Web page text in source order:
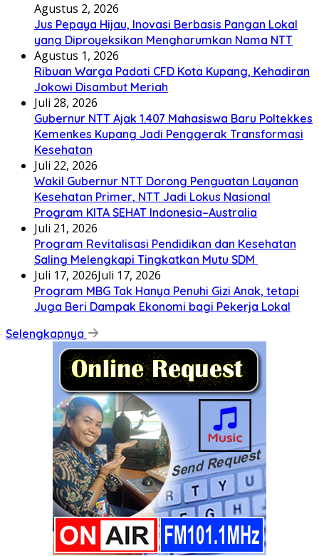
Agustus 2, 2026
Jus Pepaya Hijau, Inovasi Berbasis Pangan Lokal
yang Diproyeksikan Mengharumkan Nama NTT
Agustus 1, 2026
Ribuan Warga Padati CFD Kota Kupang, Kehadiran
Jokowi Disambut Meriah
Juli 28, 2026
Gubernur NTT Ajak 1.407 Mahasiswa Baru Poltekkes
Kemenkes Kupang Jadi Penggerak Transformasi
Kesehatan
Juli 22, 2026
Wakil Gubernur NTT Dorong Penguatan Layanan
Kesehatan Primer, NTT Jadi Lokus Nasional
Program KITA SEHAT Indonesia–Australia
Juli 21, 2026
Program Revitalisasi Pendidikan dan Kesehatan
Saling Melengkapi Tingkatkan Mutu SDM
Juli 17, 2026Juli 17, 2026
Program MBG Tak Hanya Penuhi Gizi Anak, tetapi
Juga Beri Dampak Ekonomi bagi Pekerja Lokal
Selengkapnya